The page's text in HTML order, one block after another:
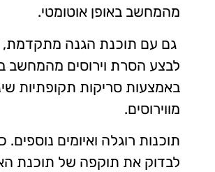
מהמחשב באופן אוטומטי.
גם עם תוכנת הגנה מתקדמת,
לבצע הסרת וירוסים מהמחשב
באמצעות סריקות תקופתיות
מווירוסים.
תוכנות רוגלה ואיומים נוספים.
לבדוק את תוקפה של תוכנת